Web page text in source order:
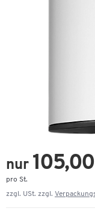
nur
pro St.
zzgl. USt. zzgl.